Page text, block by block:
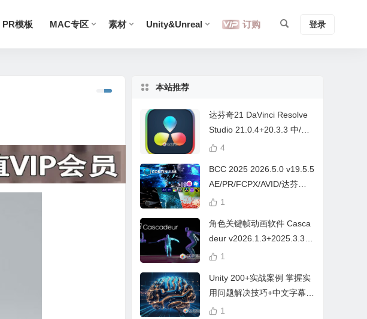
PR模板 MAC专区 素材 Unity&Unreal 订购 登录
本站推荐
达芬奇21 DaVinci Resolve
Studio 21.0.4+20.3.3 中/英
文 Win/Mac
4
BCC 2025 2026.5.0 v19.5.5
AE/PR/FCPX/AVID/达芬奇
视频特效插件Continuum Wi
1
角色关键帧动画软件 Casca
deur v2026.1.3+2025.3.3
Win/Mac+中文字幕教程
1
Unity 200+实战案例 掌握实
用问题解决技巧+中文字幕 L
earn Problem Solving
1